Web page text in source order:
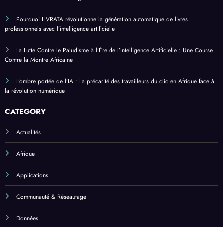
Pourquoi LIVRATA révolutionne la génération automatique de livres
professionnels avec l’intelligence artificielle
La Lutte Contre le Paludisme à l’Ère de l’Intelligence Artificielle : Une Course
Contre la Montre Africaine
L’ombre portée de l’IA : La précarité des travailleurs du clic en Afrique face à
la révolution numérique
CATEGORY
Actualités
Afrique
Applications
Communauté & Réseautage
Données